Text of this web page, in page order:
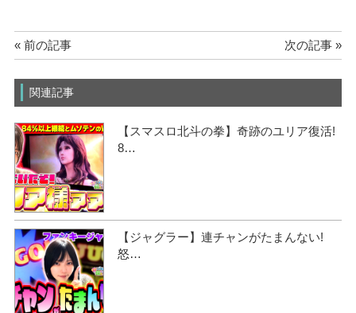
« 前の記事 次の記事 »
関連記事
【スマスロ北斗の拳】奇跡のユリア復活!
8…
【ジャグラー】連チャンがたまんない!
怒…